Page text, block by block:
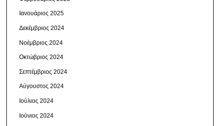
Ιανουάριος 2025
Δεκέμβριος 2024
Νοέμβριος 2024
Οκτώβριος 2024
Σεπτέμβριος 2024
Αύγουστος 2024
Ιούλιος 2024
Ιούνιος 2024